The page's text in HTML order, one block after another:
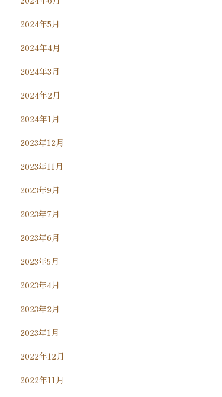
2024年5月
2024年4月
2024年3月
2024年2月
2024年1月
2023年12月
2023年11月
2023年9月
2023年7月
2023年6月
2023年5月
2023年4月
2023年2月
2023年1月
2022年12月
2022年11月